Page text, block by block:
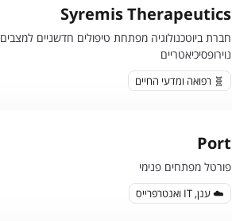
Syremis Therapeutics
חברת ביוטכנולוגיה מפתחת טיפולים חדשניים למצבים
נוירופסיכיאטריים
🧬 רפואה ומדעי החיים
Port
פורטל מפתחים פנימי
☁️ ענן, IT ואנטרפרייס